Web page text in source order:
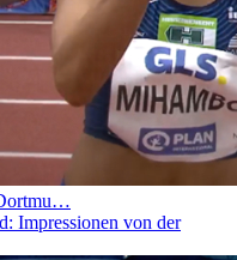
Impressionen von der